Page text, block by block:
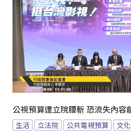
公視預算遭立院腰斬 恐流失內容
生活 立法院 公共電視預算 文